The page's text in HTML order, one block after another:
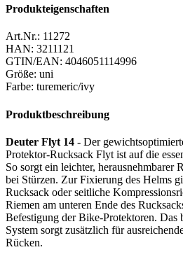
Produkteigenschaften
Art.Nr.: 11272
HAN: 3211121
GTIN/EAN: 4046051114996
Größe: uni
Farbe: turemeric/ivy
Produktbeschreibung
Deuter Flyt 14 - Der
Protektor-Rucksack Flyt ist auf die
So sorgt ein leichter, herausnehmbarer
bei Stürzen. Zur Fixierung des Helms
Rucksack oder seitliche
Riemen am unteren Ende des
Befestigung der Bike-Protektoren. Das
System sorgt zusätzlich für
Rücken.